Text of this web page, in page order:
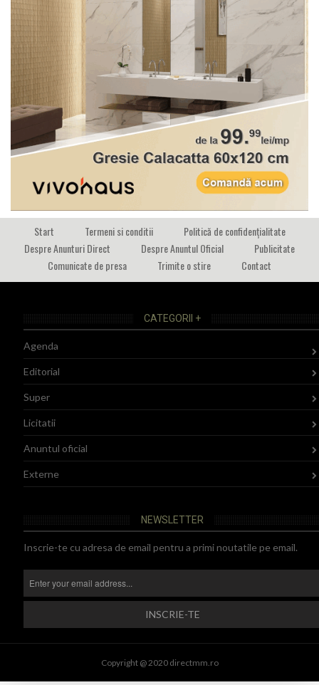
Start Termeni si conditii
Politică de confidențialitate
Despre Anunturi Direct
Despre Anuntul Oficial
Publicitate
Comunicate de presa
Trimite o stire Contact
CATEGORII +
Agenda
Editorial
Super
Licitatii
Anuntul oficial
Externe
NEWSLETTER
Inscrie-te cu adresa de email pentru a primi noutatile pe email.
Copyright @ 2020 directmm.ro